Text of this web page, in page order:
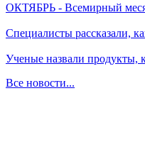
ОКТЯБРЬ - Всемирный
Специалисты рассказали,
Ученые назвали продукты,
Все новости...